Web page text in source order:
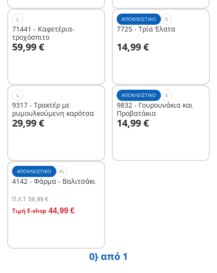
L
71441 - Καφετέρια-
τροχόσπιτο
59,99 €
ΑΠΟΚΛΕΙΣΤΙΚΌ S
7725 - Τρία Έλατα
14,99 €
L
9317 - Τρακτέρ με
ρυμουλκούμενη καρότσα
29,99 €
ΑΠΟΚΛΕΙΣΤΙΚΌ S
9832 - Γουρουνάκια και
Προβατάκια
14,99 €
Στο καλάθι
ΑΠΟΚΛΕΙΣΤΙΚΌ XL
4142 - Φάρμα - Βαλιτσάκι
Π.Λ.T 59,99 €
Τιμή E-shop 44,99 €
0} από 1